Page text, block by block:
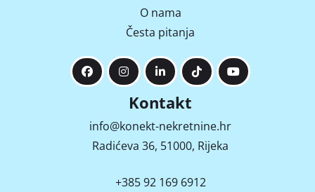
O nama
Česta pitanja
Kontakt
info@konekt-nekretnine.hr
Radićeva 36, 51000, Rijeka
+385 92 169 6912